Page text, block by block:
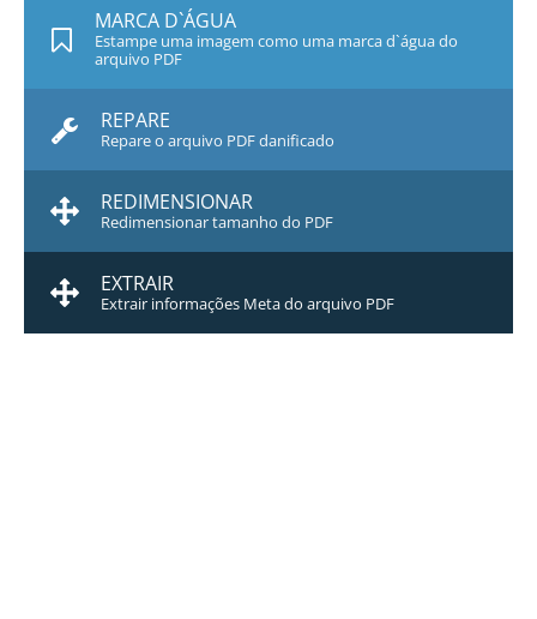
MARCA D`ÁGUA
Estampe uma imagem como uma marca d`água do
arquivo PDF
REPARE
Repare o arquivo PDF danificado
REDIMENSIONAR
Redimensionar tamanho do PDF
EXTRAIR
Extrair informações Meta do arquivo PDF